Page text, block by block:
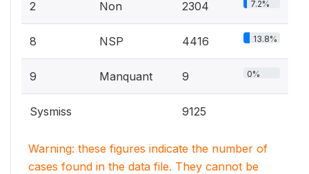
2 Non 2304 7.2%
8 NSP 4416 13.8%
9 Manquant 9 0%
Sysmiss 9125
Warning: these figures indicate the number of
cases found in the data file. They cannot be